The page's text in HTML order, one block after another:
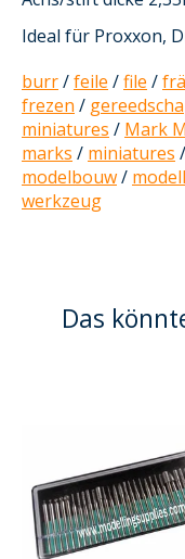
Ideal für Proxxon,
burr/feile /file /
frezen /
miniatures / Mark
marks / miniatures /
modelbouw/
werkzeug
Das
Produkt-Karussell-